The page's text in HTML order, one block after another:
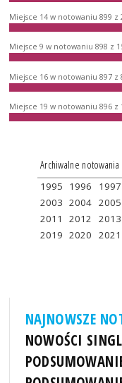
Miejsce 14 w notowaniu 899
Miejsce 9 w notowaniu 898 z
Miejsce 16 w notowaniu 897
Miejsce 19 w notowaniu 896
Archiwalne notowania
1995 1996 1997
2003 2004 2005
2011
2012 2013
2019 2020 2021
NAJNOWSZE
NOWOŚCI